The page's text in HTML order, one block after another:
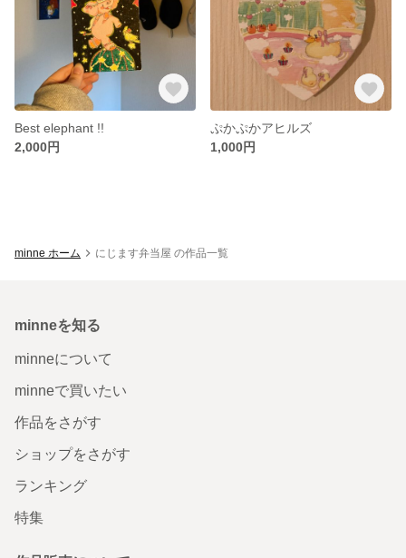
Best elephant !!
2,000円
ぷかぷかアヒルズ
1,000円
minne ホーム にじます弁当屋 の作品一覧
minneを知る
minneについて
minneで買いたい
作品をさがす
ショップをさがす
ランキング
特集